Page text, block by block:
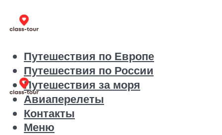
Путешествия по Европе
Путешествия по России
Путешествия за моря
Авиаперелеты
Контакты
Меню